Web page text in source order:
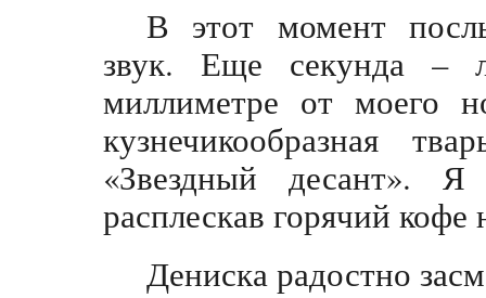
В этот момент
звук. Еще секунда –
миллиметре от моего
кузнечикообразная
«Звездный десант».
расплескав горячий кофе
Дениска радостно